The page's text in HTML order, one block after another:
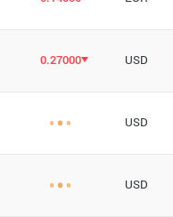
0.27000 USD
USD
USD